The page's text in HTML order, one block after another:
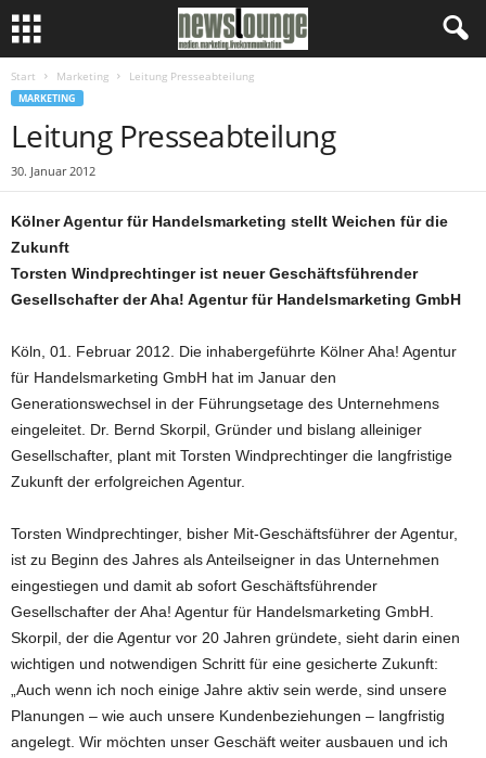
Start Marketing Leitung Presseabteilung
MARKETING
Leitung Presseabteilung
30. Januar 2012
Kölner Agentur für Handelsmarketing stellt Weichen für die
Zukunft
Torsten Windprechtinger ist neuer Geschäftsführender
Gesellschafter der Aha! Agentur für Handelsmarketing GmbH
Köln, 01. Februar 2012. Die inhabergeführte Kölner Aha! Agentur
für Handelsmarketing GmbH hat im Januar den
Generationswechsel in der Führungsetage des Unternehmens
eingeleitet. Dr. Bernd Skorpil, Gründer und bislang alleiniger
Gesellschafter, plant mit Torsten Windprechtinger die langfristige
Zukunft der erfolgreichen Agentur.
Torsten Windprechtinger, bisher Mit-Geschäftsführer der Agentur,
ist zu Beginn des Jahres als Anteilseigner in das Unternehmen
eingestiegen und damit ab sofort Geschäftsführender
Gesellschafter der Aha! Agentur für Handelsmarketing GmbH.
Skorpil, der die Agentur vor 20 Jahren gründete, sieht darin einen
wichtigen und notwendigen Schritt für eine gesicherte Zukunft:
„Auch wenn ich noch einige Jahre aktiv sein werde, sind unsere
Planungen – wie auch unsere Kundenbeziehungen – langfristig
angelegt. Wir möchten unser Geschäft weiter ausbauen und ich